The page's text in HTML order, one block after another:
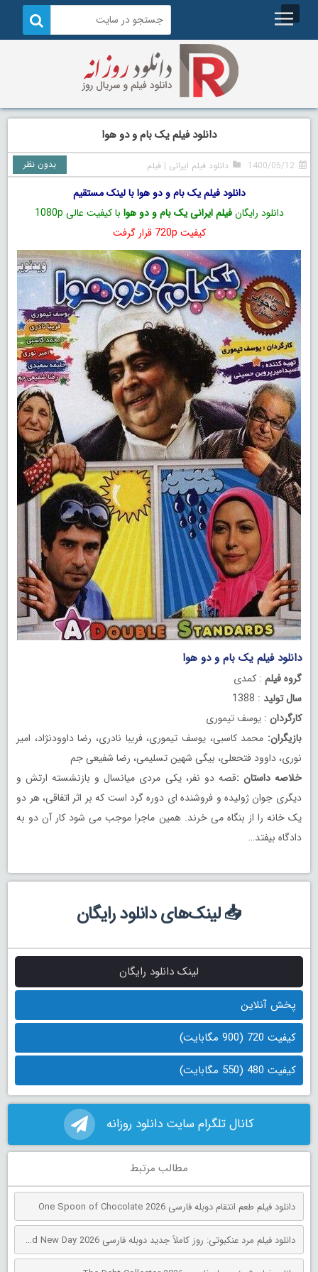
دانلود فیلم یک بام و دو هوا
1400/05/12 دانلود فیلم ایرانی |فیلم بدون نظر
دانلود فیلم یک بام و دو هوا با لینک مستقیم
دانلود رایگانفیلم ایرانی یک بام و دو هوا با کیفیت عالی 1080p
کیفیت 720p قرار گرفت
دانلود فیلم یک بام و دو هوا
گروه فیلم : کمدی
سال تولید : 1388
کارگردان : یوسف تیموری
بازیگران: محمد کاسبی، یوسف تیموری، فریبا نادری، رضا داوودنژاد، امیر
نوری، داوود فتحعلی، بیگی شهین تسلیمی، رضا شفیعی جم
خلاصه داستان :قصه دو نفر، یکی مردی میانسال و بازنشسته ارتش و
دیگری جوان ژولیده و فروشنده ای دوره گرد است که بر اثر اتفاقی، هر دو
یک خانه را از بنگاه می خرند. همین ماجرا موجب می شود کار آن دو به
دادگاه بیفتد…
📥 لینک‌های دانلود رایگان
لینک دانلود رایگان
پخش آنلاین
کیفیت 720 (900 مگابایت)
کیفیت 480 (550 مگابایت)
کانال تلگرام سایت دانلود روزانه
مطالب مرتبط
دانلود فیلم طعم انتقام دوبله فارسی One Spoon of Chocolate 2026
دانلود فیلم مرد عنکبوتی: روز کاملاً جدید دوبله فارسی Spider-Man: Brand New Day 2026